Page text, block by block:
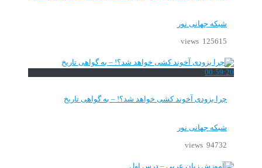
شبکه جهانی نور
125615 views
00:59:20
چرا بزودی آخوند کشی خواهد شد؟! – به گواهی تاریخ
شبکه جهانی نور
94732 views